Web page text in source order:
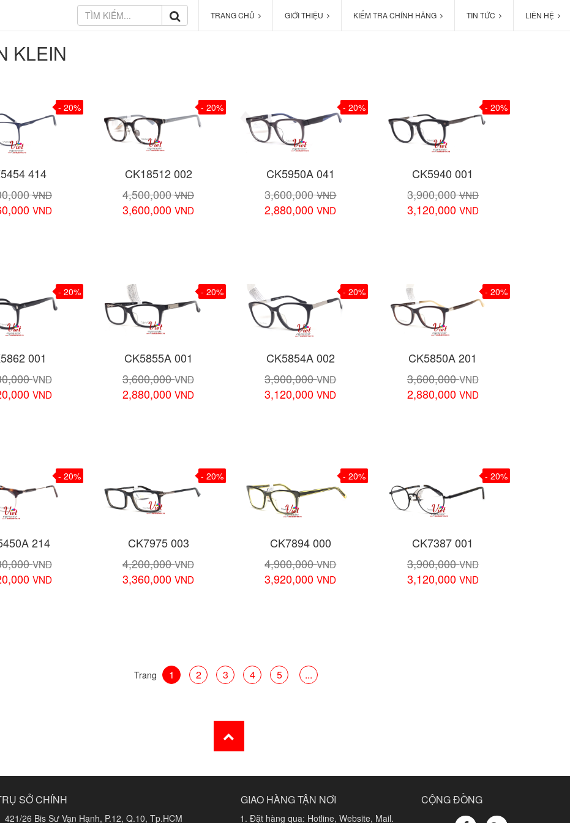
TRANG CHỦ GIỚI THIỆU KIỂM TRA CHÍNH HÃNG TIN TỨC LIÊN HỆ
KLEIN
- 20%
414
VND
VND
- 20%
CK18512 002
4,500,000VND
3,600,000VND
- 20%
CK5950A 041
3,600,000VND
2,880,000VND
- 20%
CK5940 001
3,900,000VND
3,120,000 VND
- 20%
001
VND
VND
- 20%
CK5855A 001
3,600,000VND
2,880,000VND
- 20%
CK5854A 002
3,900,000VND
3,120,000VND
- 20%
CK5850A 201
3,600,000VND
2,880,000 VND
- 20%
214
VND
VND
- 20%
CK7975 003
4,200,000VND
3,360,000VND
- 20%
CK7894 000
4,900,000VND
3,920,000VND
- 20%
CK7387 001
3,900,000VND
3,120,000 VND
Trang 1 2 3 4 5 ...
SỞ CHÍNH
421/26 Bis Sư Vạn Hạnh, P.12, Q.10, Tp.HCM
GIAO HÀNG TẬN NƠI
Đặt hàng qua: Hotline, Website, Mail.
CỘNG ĐỒNG